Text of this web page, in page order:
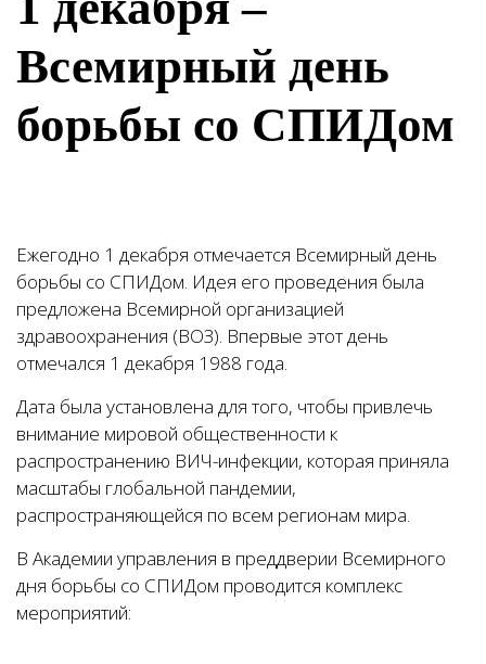
Всемирный день
борьбы со СПИДом
Ежегодно 1 декабря отмечается Всемирный день
борьбы со СПИДом. Идея его проведения была
предложена Всемирной организацией
здравоохранения (ВОЗ). Впервые этот день
отмечался 1 декабря 1988 года.
Дата была установлена для того, чтобы привлечь
внимание мировой общественности к
распространению ВИЧ-инфекции, которая приняла
масштабы глобальной пандемии,
распространяющейся по всем регионам мира.
В Академии управления в преддверии Всемирного
дня борьбы со СПИДом проводится комплекс
мероприятий: